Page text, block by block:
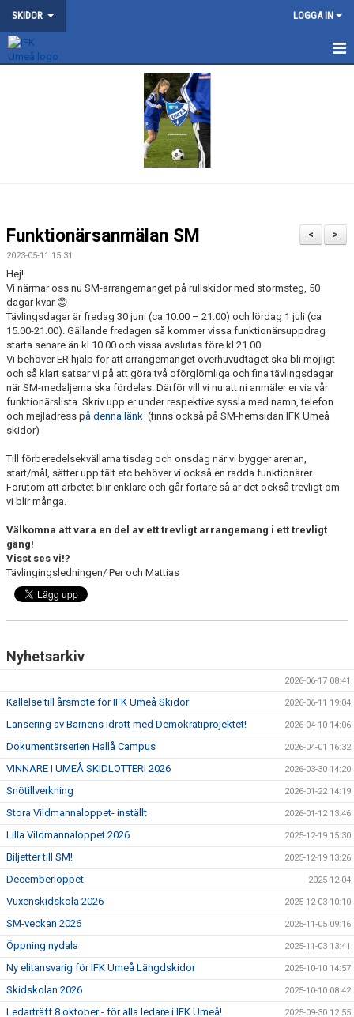
SKIDOR LOGGA IN
VILDMANNALOPPET
ATT BLI MEDLEM
DOKUMENT
ERSMARKSBERGET
TÄVLING
FAQ
TEKNIKTRÄNING FÖR MOTIONÄRER
>
<
Funktionärsanmälan SM
2023-05-11 15:31
Hej!
Vi närmar oss nu SM-arrangemanget på rullskidor med stormsteg, 50
dagar kvar 😊
Tävlingsdagar är fredag 30 juni (ca 10.00 – 21.00) och lördag 1 juli (ca
15.00-21.00). Gällande fredagen så kommer vissa funktionärsuppdrag
starta senare än kl 10.00 och vissa avslutas före kl 21.00.
Vi behöver ER hjälp för att arrangemanget överhuvudtaget ska bli möjligt
och så klart satsar vi på att göra två oförglömliga och fina tävlingsdagar
när SM-medaljerna ska fördelas. Därför vill vi nu att ni anmäler er via vår
funktionärslista. Skriv upp er under respektive syssla med namn, telefon
och mejladress på denna länk (finns också på SM-hemsidan IFK Umeå
skidor)
Till förberedelsekvällarna tisdag och onsdag när vi bygger arenan,
start/mål, sätter upp tält etc behöver vi också en radda funktionärer.
Förutom att arbetet blir enklare och går fortare så är det också trevligt om
vi blir många.
Välkomna att vara en del av ett trevligt arrangemang i ett trevligt
gäng!
Visst ses vi!?
Tävlingingsledningen/ Per och Mattias
Nyhetsarkiv
2026-06-17 08:41
Kallelse till årsmöte för IFK Umeå Skidor 2026-06-11 19:04
Lansering av Barnens idrott med Demokratiprojektet! 2026-04-10 14:06
Dokumentärserien Hallå Campus 2026-04-01 16:32
VINNARE I UMEÅ SKIDLOTTERI 2026 2026-03-30 14:20
Snötillverkning 2026-01-22 14:19
Stora Vildmannaloppet- inställt 2026-01-12 13:46
Lilla Vildmannaloppet 2026 2025-12-19 15:30
Biljetter till SM! 2025-12-19 13:26
Decemberloppet 2025-12-04
Vuxenskidskola 2026 2025-12-03 10:10
SM-veckan 2026 2025-11-05 09:16
Öppning nydala 2025-11-03 13:41
Ny elitansvarig för IFK Umeå Längdskidor 2025-10-10 14:57
Skidskolan 2026 2025-10-10 08:42
Ledarträff 8 oktober - för alla ledare i IFK Umeå! 2025-09-30 12:55